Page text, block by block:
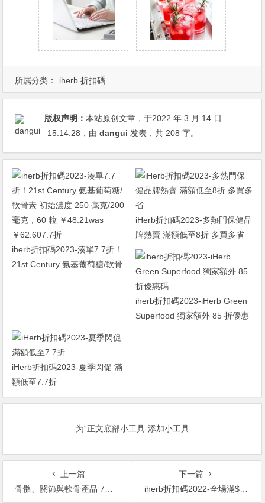
所属分类： iherb 折扣碼
版权声明：本站原创文章，于2022 年 3 月 14 日
15:14:28 ，由dangui 发表，共 208 字。
iherb折扣碼2023-湊單7.7折！
21st Century 氨基葡萄糖/軟骨
iHerb折扣碼2023-多熱門保健品
牌熱賣 滿額低至8折 多買多省
iherb折扣碼2023-iHerb Green
Superfood 獨家額外 85 折優惠
iHerb折扣碼2023-夏季閃促 滿
額低至7.7折
为“正文底部小工具”添加小工具
上一篇
骨骼、關節與軟骨產品 7折 iHerb 優惠碼：葡萄糖胺、鈣、維他命D 補關節痛先啱！
下一篇
iherb折扣碼2022-全場滿$80享7.8折 滿額順豐免郵